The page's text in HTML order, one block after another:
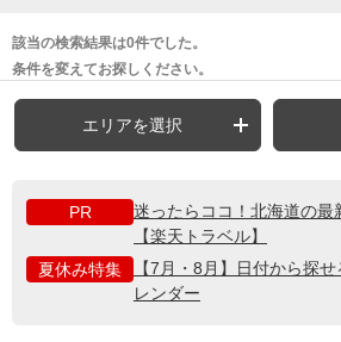
該当の検索結果は0件でした。
条件を変えてお探しください。
エリアを選択
PR
迷ったらココ！北海道の最
【楽天トラベル】
夏休み特集
【7月・8月】日付から探
レンダー